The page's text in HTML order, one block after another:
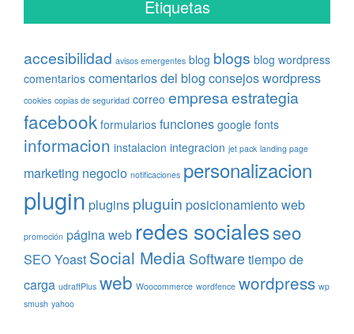
Etiquetas
accesibilidad avisos emergentes blog blogs blog wordpress
comentarios comentarios del blog consejos wordpress
cookies copias de seguridad correo empresaestrategia
facebook formularios funciones google fonts
informacion instalacion integracion jet pack landing page
marketing negocio notificaciones personalizacion
plugin plugins pluguin posicionamiento web
promoción página web redes socialesseo
SEO Yoast Social Media Softwaretiempo de
carga udraftPlus web Woocommerce wordfence wordpress wp
smush yahoo